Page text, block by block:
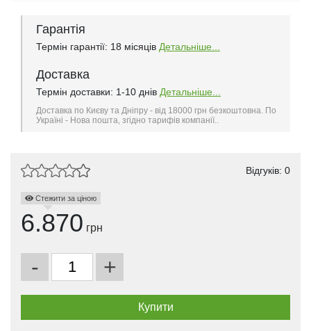
Гарантія
Термін гарантії: 18 місяців Детальніше...
Доставка
Термін доставки: 1-10 днів Детальніше...
Доставка по Києву та Дніпру - від 18000 грн безкоштовна. По
Україні - Нова пошта, згідно тарифів компанії..
Відгуків: 0
Стежити за ціною
6.870 грн
- +